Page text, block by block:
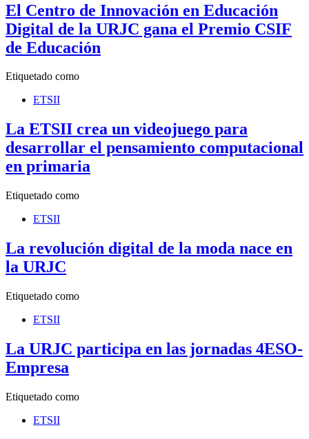
El Centro de Innovación en Educación
Digital de la URJC gana el Premio CSIF
de Educación
Etiquetado como
ETSII
La ETSII crea un videojuego para
desarrollar el pensamiento computacional
en primaria
Etiquetado como
ETSII
La revolución digital de la moda nace en
la URJC
Etiquetado como
ETSII
La URJC participa en las jornadas 4ESO-
Empresa
Etiquetado como
ETSII